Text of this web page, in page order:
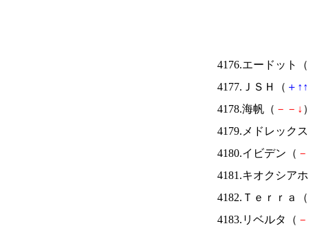
4176.エードット（
4177.ＪＳＨ（ ＋ ↑ ↑
4178.海帆（ － － ↓
4179.メドレック
4180.イビデン（ －
4181.キオクシア
4182.Ｔｅｒｒａ（
4183.リベルタ（ －